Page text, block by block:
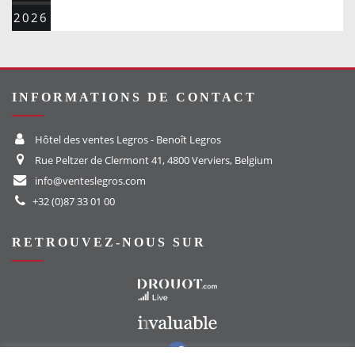
2026
INFORMATIONS DE CONTACT
Hôtel des ventes Legros - Benoît Legros
Rue Peltzer de Clermont 41, 4800 Verviers, Belgium
info@venteslegros.com
+32 (0)87 33 01 00
RETROUVEZ-NOUS SUR
Vers notre groupe Facebook